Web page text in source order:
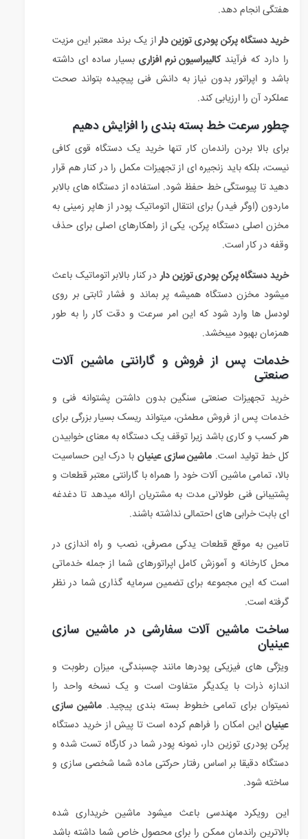
هفتگی انجام دهد.
خرید دستگاه پرکن پودری توزین داراز یک برند معتبر این مزیت
را دارد که فرآیند کالیبراسیون نرم افزاری بسیار ساده ای داشته
باشد و اپراتور بدون نیاز به دانش فنی پیچیده بتواند صحت
عملکرد آن را ارزیابی کند.
چطور سرعت خط بسته بندی را افزایش دهیم
برای بالا بردن راندمان کار تنها خرید یک دستگاه قوی کافی
نیست، بلکه باید زنجیره ای از تجهیزات مکمل را در کنار هم قرار
دهید تا پیوستگی خط حفظ شود. استفاده از دستگاه های بالابر
ماردون (اوگر فیدر) برای انتقال اتوماتیک پودر از هاپر زمینی به
مخزن اصلی دستگاه پرکن، یکی از راهکارهای اصلی برای حذف
وقفه در کار است.
خرید دستگاه پرکن پودری توزین دار در کنار بالابر اتوماتیک باعث
میشود مخزن دستگاه همیشه پر بماند و فشار ثابتی بر روی
لودسل ها وارد شود که این امر سرعت و دقت کار را به طور
همزمان بهبود میبخشد.
خدمات پس از فروش و گارانتی ماشین آلات
صنعتی
خرید تجهیزات صنعتی سنگین بدون داشتن پشتوانه فنی و
خدمات پس از فروش مطمئن، میتواند ریسک بسیار بزرگی برای
هر کسب و کاری باشد زیرا توقف یک دستگاه به معنای خوابیدن
کل خط تولید است. ماشین سازی عینیان با درک این حساسیت
بالا، تمامی ماشین آلات خود را همراه با گارانتی معتبر قطعات و
پشتیبانی فنی طولانی مدت به مشتریان ارائه میدهد تا دغدغه
ای بابت خرابی های احتمالی نداشته باشند.
تامین به موقع قطعات یدکی مصرفی، نصب و راه اندازی در
محل کارخانه و آموزش کامل اپراتورهای شما از جمله خدماتی
است که این مجموعه برای تضمین سرمایه گذاری شما در نظر
گرفته است.
ساخت ماشین آلات سفارشی در ماشین سازی
عینیان
ویژگی های فیزیکی پودرها مانند چسبندگی، میزان رطوبت و
اندازه ذرات با یکدیگر متفاوت است و یک نسخه واحد را
نمیتوان برای تمامی خطوط بسته بندی پیچید. ماشین سازی
عینیان این امکان را فراهم کرده است تا پیش از خرید دستگاه
پرکن پودری توزین دار، نمونه پودر شما در کارگاه تست شده و
دستگاه دقیقا بر اساس رفتار حرکتی ماده شما شخصی سازی و
ساخته شود.
این رویکرد مهندسی باعث میشود ماشین خریداری شده
بالاترین راندمان ممکن را برای محصول خاص شما داشته باشد